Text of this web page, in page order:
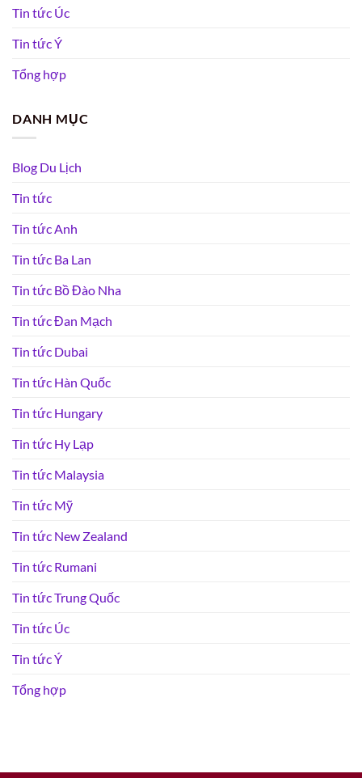
Tin tức Úc
Tin tức Ý
Tổng hợp
DANH MỤC
Blog Du Lịch
Tin tức
Tin tức Anh
Tin tức Ba Lan
Tin tức Bồ Đào Nha
Tin tức Đan Mạch
Tin tức Dubai
Tin tức Hàn Quốc
Tin tức Hungary
Tin tức Hy Lạp
Tin tức Malaysia
Tin tức Mỹ
Tin tức New Zealand
Tin tức Rumani
Tin tức Trung Quốc
Tin tức Úc
Tin tức Ý
Tổng hợp